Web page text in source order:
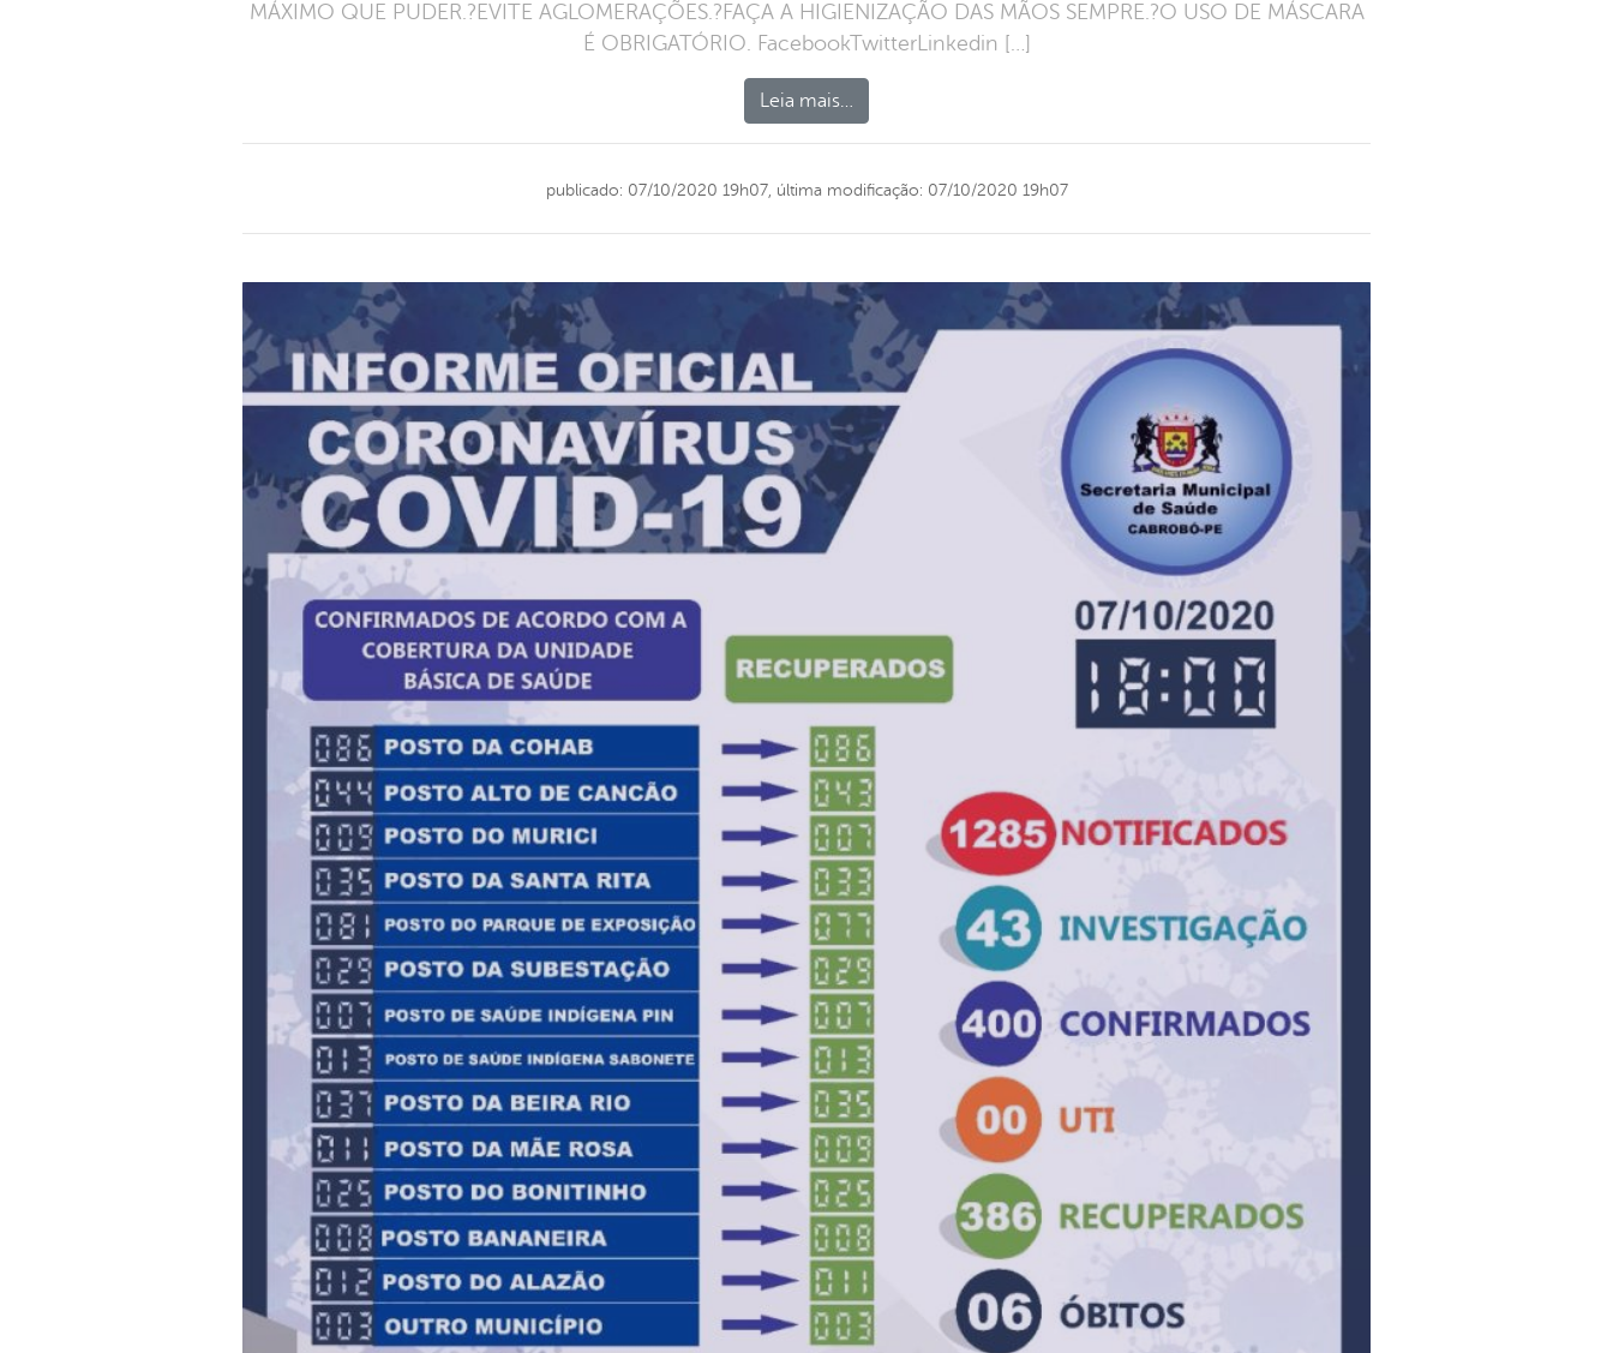
MÁXIMO QUE PUDER.?EVITE AGLOMERAÇÕES.?FAÇA A HIGIENIZAÇÃO DAS MÃOS SEMPRE.?O USO DE MÁSCARA
É OBRIGATÓRIO. FacebookTwitterLinkedin […]
Leia mais…
publicado: 07/10/2020 19h07, última modificação: 07/10/2020 19h07